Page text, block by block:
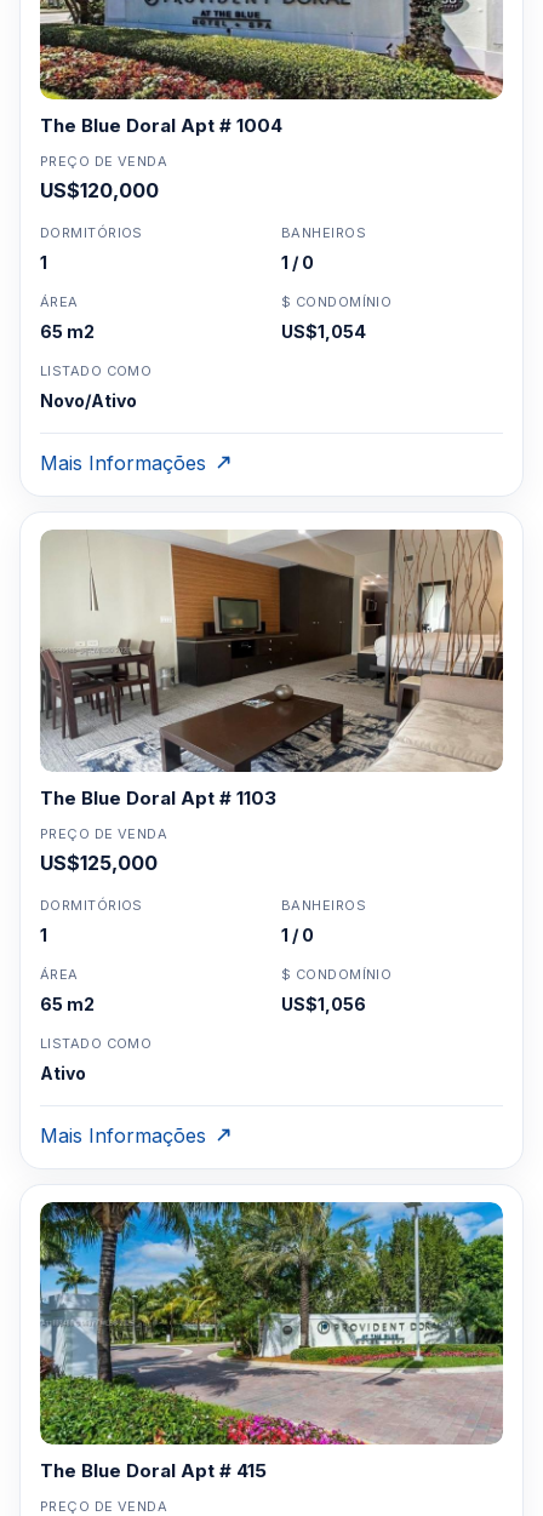
The Blue Doral Apt # 1004
PREÇO DE VENDA
US$120,000
DORMITÓRIOS
1
BANHEIROS
1 / 0
ÁREA
65 m2
$ CONDOMÍNIO
US$1,054
LISTADO COMO
Novo/Ativo
Mais Informações
The Blue Doral Apt # 1103
PREÇO DE VENDA
US$125,000
DORMITÓRIOS
1
BANHEIROS
1 / 0
ÁREA
65 m2
$ CONDOMÍNIO
US$1,056
LISTADO COMO
Ativo
Mais Informações
The Blue Doral Apt # 415
PREÇO DE VENDA